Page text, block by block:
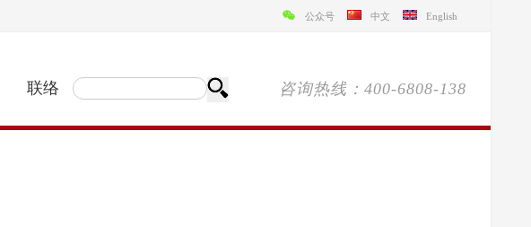
公众号 中文 English
联络 咨询热线：400-6808-138